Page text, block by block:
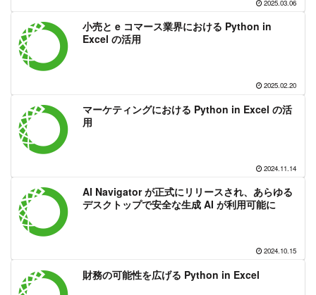
2025.03.06
小売と e コマース業界における Python in
Excel の活用
2025.02.20
マーケティングにおける Python in Excel の活
用
2024.11.14
AI Navigator が正式にリリースされ、あらゆる
デスクトップで安全な生成 AI が利用可能に
2024.10.15
財務の可能性を広げる Python in Excel